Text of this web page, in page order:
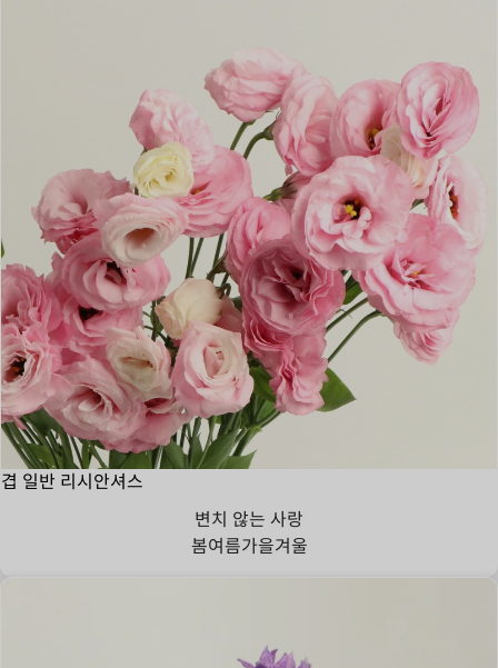
겹 일반 리시안셔스
변치 않는 사랑
봄여름가을겨울